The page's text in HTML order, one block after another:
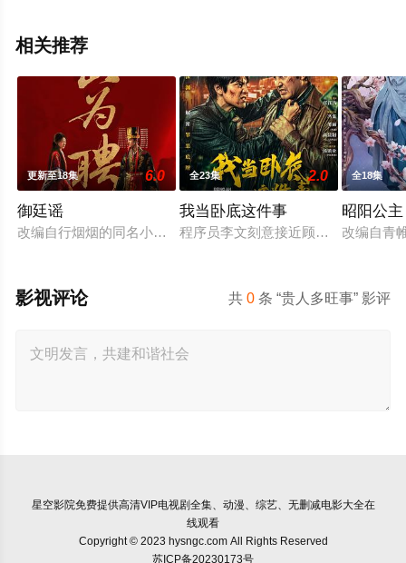
相关推荐
更新至18集 6.0
御廷谣
改编自行烟烟的同名小说。孟廷辉，大平王朝有史以来个以女子
全23集 2.0
我当卧底这件事
程序员李文刻意接近顾婷，利用顾炎
全18集
昭阳公主
改编自青
共0 条 “贵人多旺事” 影评
影视评论
星空影院免费提供高清VIP电视剧全集、动漫、综艺、无删减电影大全在
线观看
Copyright © 2023 hysngc.com All Rights Reserved
苏ICP备20230173号